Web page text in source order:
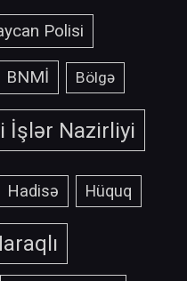
Polisi
BNMİ Bölgə
İşlər Nazirliyi
Hadisə Hüquq